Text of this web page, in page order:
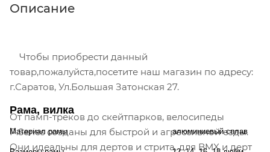
Описание
Чтобы приобрести данный
товар,пожалуйста,посетите наш магазин по адресу:
г.Саратов, Ул.Большая Затонская 27.
От памп-треков до скейтпарков, велосипеды
P.Series созданы для быстрой и агрессивной езды.
Они идеальны для дертов и стрита, для BMX и дерт
Рама, вилка
Материал рамы алюминиевый сплав